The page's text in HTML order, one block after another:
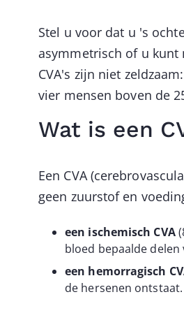
Stel u voor dat u 's
asymmetrisch of u kunt
CVA's zijn niet
vier mensen boven de
Wat is een
Een CVA
geen zuurstof en
een ischemisch CVA
bloed bepaalde
een hemorragisch
de hersenen ontstaat.